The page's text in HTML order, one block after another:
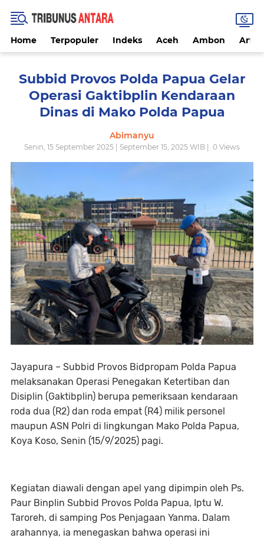
Home Terpopuler Indeks Aceh Ambon
Subbid Provos Polda Papua Gelar
Operasi Gaktibplin Kendaraan
Dinas di Mako Polda Papua
Abimanyu
Senin, 15 September 2025 | September 15, 2025 WIB | 0 Views
Jayapura – Subbid Provos Bidpropam Polda Papua
melaksanakan Operasi Penegakan Ketertiban dan
Disiplin (Gaktibplin) berupa pemeriksaan kendaraan
roda dua (R2) dan roda empat (R4) milik personel
maupun ASN Polri di lingkungan Mako Polda Papua,
Koya Koso, Senin (15/9/2025) pagi.
Kegiatan diawali dengan apel yang dipimpin oleh Ps.
Paur Binplin Subbid Provos Polda Papua, Iptu W.
Taroreh, di samping Pos Penjagaan Yanma. Dalam
arahannya, ia menegaskan bahwa operasi ini